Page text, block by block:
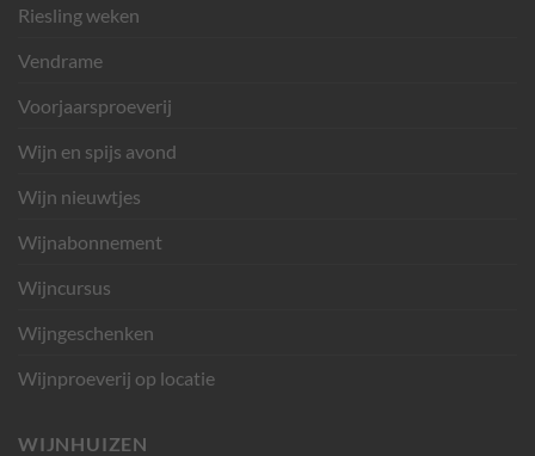
Riesling weken
Vendrame
Voorjaarsproeverij
Wijn en spijs avond
Wijn nieuwtjes
Wijnabonnement
Wijncursus
Wijngeschenken
Wijnproeverij op locatie
WIJNHUIZEN